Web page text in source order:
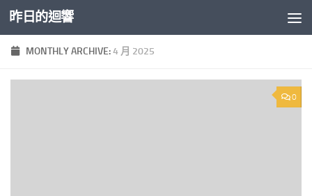
Skip to content
昨日的迴響
MONTHLY ARCHIVE:4 月 2025
0